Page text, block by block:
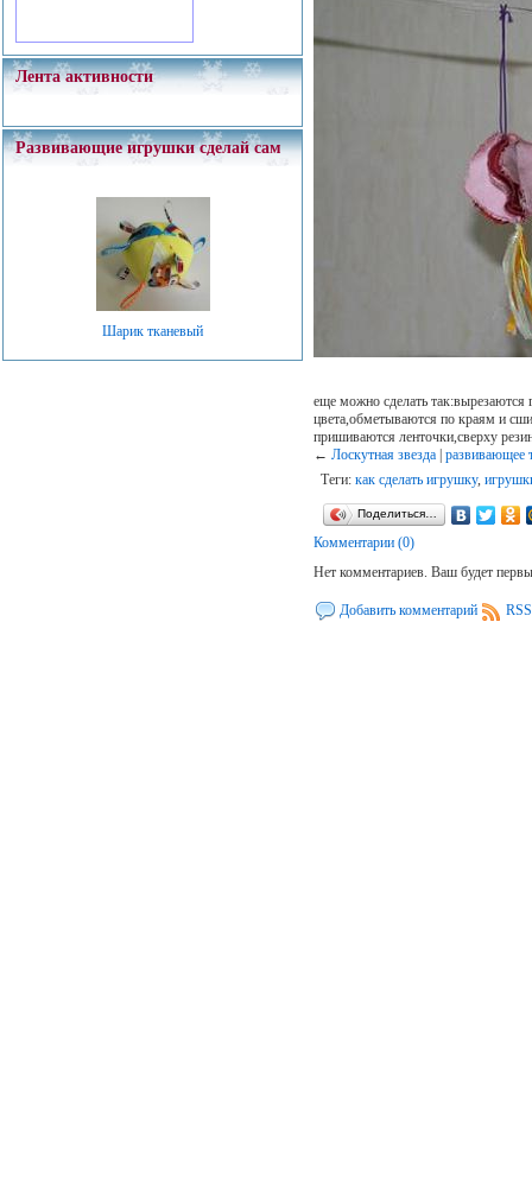
Лента активности
Развивающие игрушки сделай сам
Шарик тканевый
еще можно сделать так:вырезаются
цвета,обметываются по краям и
пришиваются ленточки,сверху
← Лоскутная звезда| развивающее
Теги: как сделать игрушку,
Поделиться…
Комментарии (0)
Нет комментариев. Ваш будет
Добавить комментарий